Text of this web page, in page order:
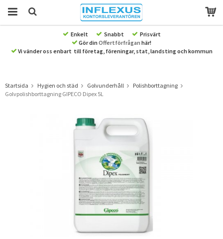
Produkten har blivit tillagd i varukorgen
Enkelt Snabbt
Prisvärt
Gör din Offertförfrågan här!
Vi vänder oss enbart till företag, föreningar, stat, landsting och kommun
Startsida Hygien och städ Golvunderhåll
Polishborttagning
Golvpolishborttagning GIPECO Dipex 5L